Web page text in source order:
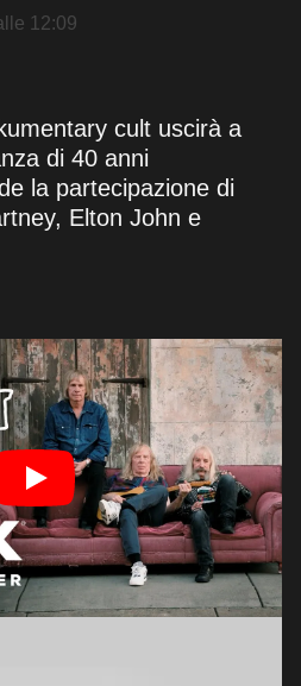
12:09
cult uscirà a
di 40 anni
la partecipazione di
Elton John e